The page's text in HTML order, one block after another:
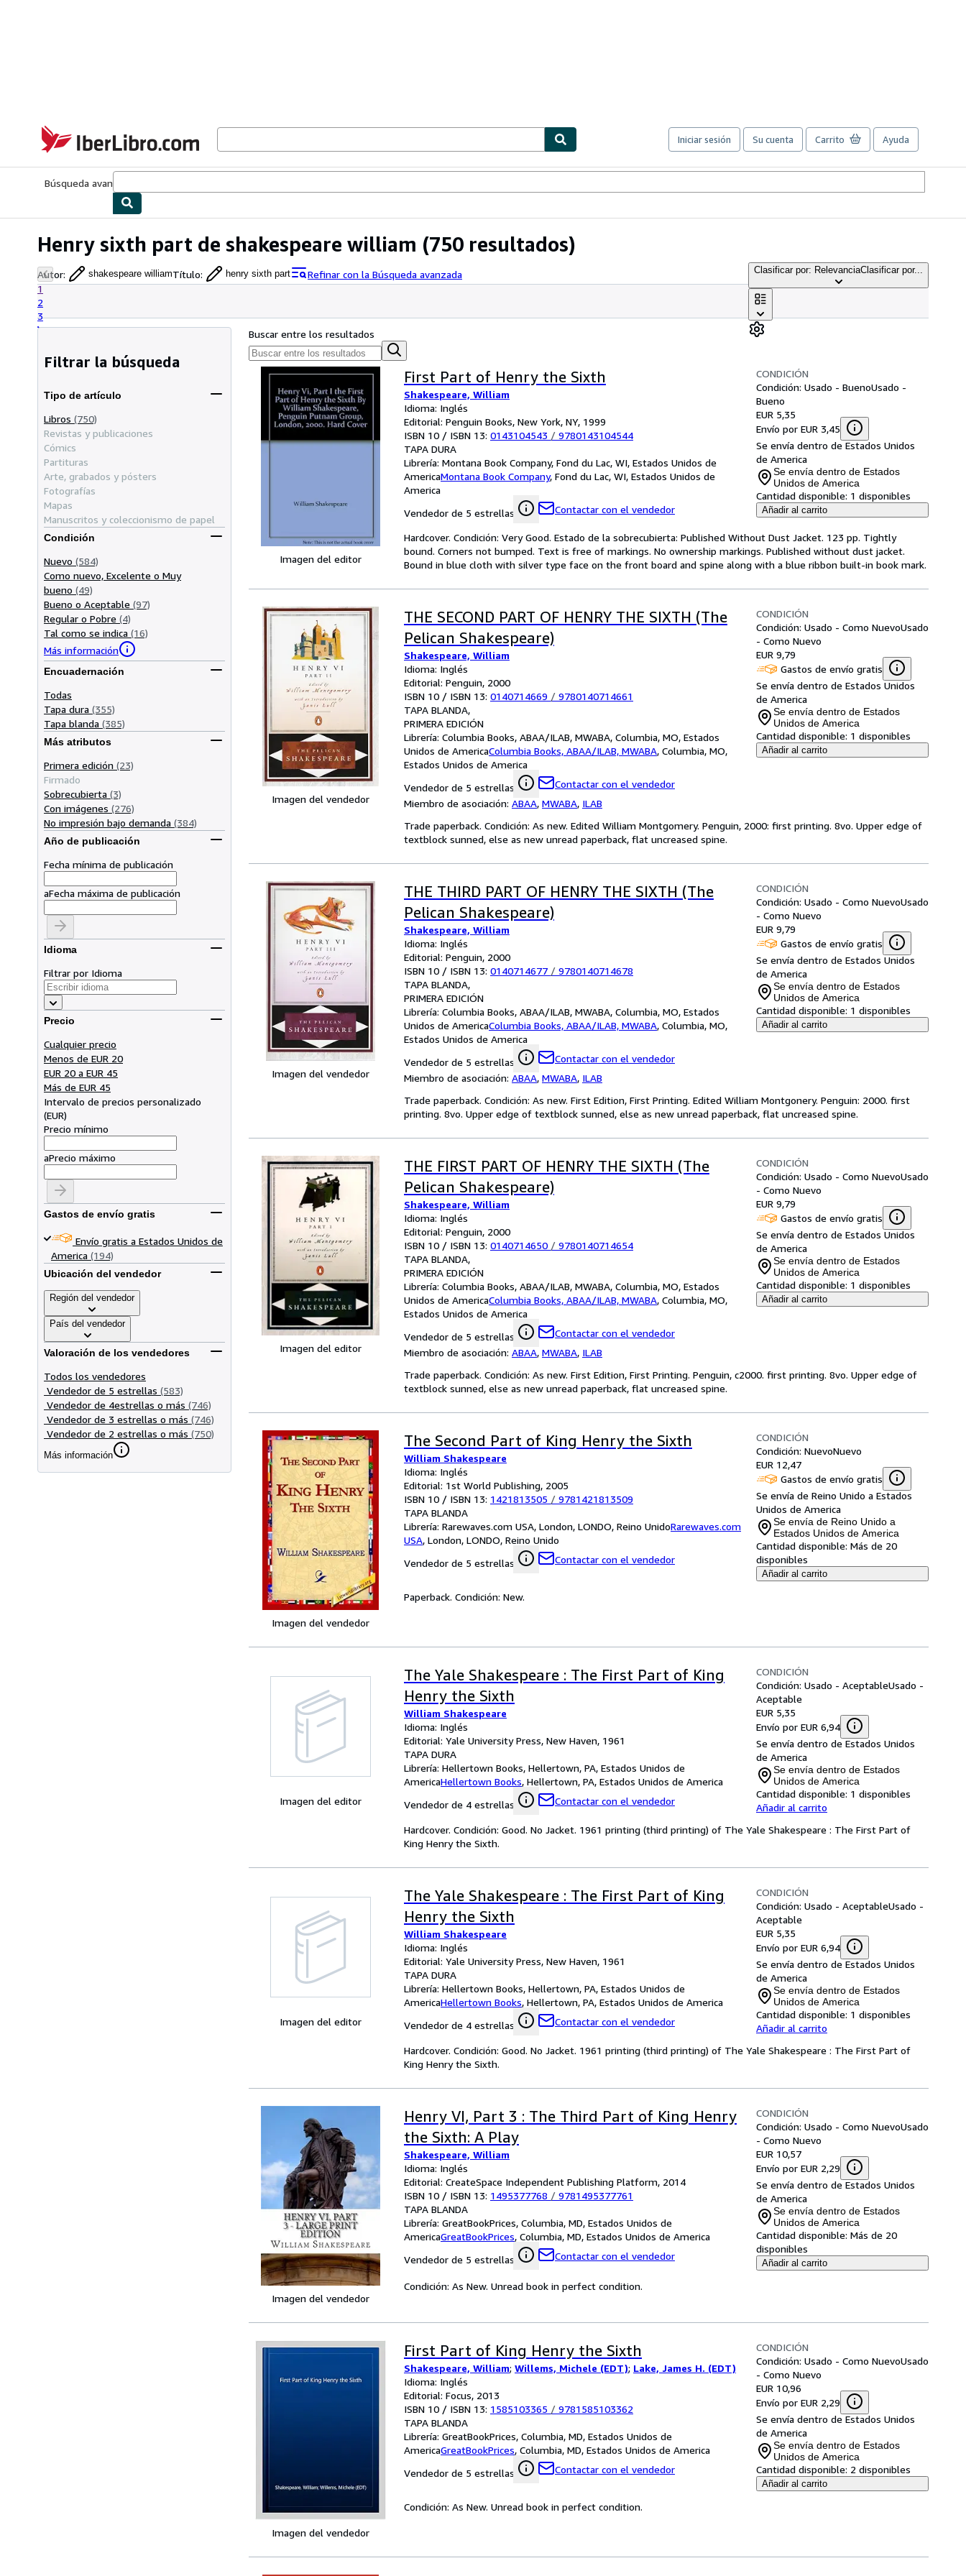
IberLibro.com
Iniciar sesión Su cuenta Carrito Ayuda
Búsqueda avanzada
Henry sixth part de shakespeare william (750 resultados)
Autor: shakespeare williamTítulo: henry sixth part
Refinar con la Búsqueda avanzada
1
2
3
Clasificar por: RelevanciaClasificar por...
Filtrar la búsqueda
Tipo de artículo
Libros (750)
Revistas y publicaciones
Cómics
Partituras
Arte, grabados y pósters
Fotografías
Mapas
Manuscritos y coleccionismo de papel
Condición
Nuevo (584)
Como nuevo, Excelente o Muy
bueno (49)
Bueno o Aceptable (97)
Regular o Pobre (4)
Tal como se indica (16)
Más información
Encuadernación
Todas
Tapa dura (355)
Tapa blanda (385)
Más atributos
Primera edición (23)
Firmado
Sobrecubierta (3)
Con imágenes (276)
No impresión bajo demanda (384)
Año de publicación
Fecha mínima de publicación
aFecha máxima de publicación
Idioma
Filtrar por Idioma
Precio
Cualquier precio
Menos de EUR 20
EUR 20 a EUR 45
Más de EUR 45
Intervalo de precios personalizado
(EUR)
Precio mínimo
aPrecio máximo
Gastos de envío gratis
Envío gratis a Estados Unidos de
America (194)
Ubicación del vendedor
Región del vendedor
País del vendedor
Valoración de los vendedores
Todos los vendedores
Vendedor de 5 estrellas (583)
Vendedor de 4estrellas o más (746)
Vendedor de 3 estrellas o más (746)
Vendedor de 2 estrellas o más (750)
Más información
Buscar entre los resultados
Imagen del editor
First Part of Henry the Sixth
Shakespeare, William
Idioma: Inglés
Editorial: Penguin Books, New York, NY, 1999
ISBN 10 / ISBN 13: 0143104543 / 9780143104544
TAPA DURA
Librería: Montana Book Company, Fond du Lac, WI, Estados Unidos de
AmericaMontana Book Company, Fond du Lac, WI, Estados Unidos de
America
Vendedor de 5 estrellas
Contactar con el vendedor
CONDICIÓN
Condición: Usado - BuenoUsado -
Bueno
EUR 5,35
Envío por EUR 3,45
Se envía dentro de Estados Unidos
de America
Se envía dentro de Estados
Unidos de America
Cantidad disponible: 1 disponibles
Añadir al carrito
Hardcover. Condición: Very Good. Estado de la sobrecubierta: Published Without Dust Jacket. 123 pp. Tightly
bound. Corners not bumped. Text is free of markings. No ownership markings. Published without dust jacket.
Bound in blue cloth with silver type face on the front board and spine along with a blue ribbon built-in book mark.
Imagen del vendedor
THE SECOND PART OF HENRY THE SIXTH (The
Pelican Shakespeare)
Shakespeare, William
Idioma: Inglés
Editorial: Penguin, 2000
ISBN 10 / ISBN 13: 0140714669 / 9780140714661
TAPA BLANDA
PRIMERA EDICIÓN
Librería: Columbia Books, ABAA/ILAB, MWABA, Columbia, MO, Estados
Unidos de AmericaColumbia Books, ABAA/ILAB, MWABA, Columbia, MO,
Estados Unidos de America
Vendedor de 5 estrellas
Contactar con el vendedor
Miembro de asociación: ABAA, MWABA, ILAB
CONDICIÓN
Condición: Usado - Como NuevoUsado
- Como Nuevo
EUR 9,79
Gastos de envío gratis
Se envía dentro de Estados Unidos
de America
Se envía dentro de Estados
Unidos de America
Cantidad disponible: 1 disponibles
Añadir al carrito
Trade paperback. Condición: As new. Edited William Montgomery. Penguin, 2000: first printing. 8vo. Upper edge of
textblock sunned, else as new unread paperback, flat uncreased spine.
Imagen del vendedor
THE THIRD PART OF HENRY THE SIXTH (The
Pelican Shakespeare)
Shakespeare, William
Idioma: Inglés
Editorial: Penguin, 2000
ISBN 10 / ISBN 13: 0140714677 / 9780140714678
TAPA BLANDA
PRIMERA EDICIÓN
Librería: Columbia Books, ABAA/ILAB, MWABA, Columbia, MO, Estados
Unidos de AmericaColumbia Books, ABAA/ILAB, MWABA, Columbia, MO,
Estados Unidos de America
Vendedor de 5 estrellas
Contactar con el vendedor
Miembro de asociación: ABAA, MWABA, ILAB
CONDICIÓN
Condición: Usado - Como NuevoUsado
- Como Nuevo
EUR 9,79
Gastos de envío gratis
Se envía dentro de Estados Unidos
de America
Se envía dentro de Estados
Unidos de America
Cantidad disponible: 1 disponibles
Añadir al carrito
Trade paperback. Condición: As new. First Edition, First Printing. Edited William Montgonery. Penguin: 2000. first
printing. 8vo. Upper edge of textblock sunned, else as new unread paperback, flat uncreased spine.
Imagen del editor
THE FIRST PART OF HENRY THE SIXTH (The
Pelican Shakespeare)
Shakespeare, William
Idioma: Inglés
Editorial: Penguin, 2000
ISBN 10 / ISBN 13: 0140714650 / 9780140714654
TAPA BLANDA
PRIMERA EDICIÓN
Librería: Columbia Books, ABAA/ILAB, MWABA, Columbia, MO, Estados
Unidos de AmericaColumbia Books, ABAA/ILAB, MWABA, Columbia, MO,
Estados Unidos de America
Vendedor de 5 estrellas
Contactar con el vendedor
Miembro de asociación: ABAA, MWABA, ILAB
CONDICIÓN
Condición: Usado - Como NuevoUsado
- Como Nuevo
EUR 9,79
Gastos de envío gratis
Se envía dentro de Estados Unidos
de America
Se envía dentro de Estados
Unidos de America
Cantidad disponible: 1 disponibles
Añadir al carrito
Trade paperback. Condición: As new. First Edition, First Printing. Penguin, c2000. first printing. 8vo. Upper edge of
textblock sunned, else as new unread paperback, flat uncreased spine.
Imagen del vendedor
The Second Part of King Henry the Sixth
William Shakespeare
Idioma: Inglés
Editorial: 1st World Publishing, 2005
ISBN 10 / ISBN 13: 1421813505 / 9781421813509
TAPA BLANDA
Librería: Rarewaves.com USA, London, LONDO, Reino UnidoRarewaves.com
USA, London, LONDO, Reino Unido
Vendedor de 5 estrellas
Contactar con el vendedor
CONDICIÓN
Condición: NuevoNuevo
EUR 12,47
Gastos de envío gratis
Se envía de Reino Unido a Estados
Unidos de America
Se envía de Reino Unido a
Estados Unidos de America
Cantidad disponible: Más de 20
disponibles
Añadir al carrito
Paperback. Condición: New.
Imagen del editor
The Yale Shakespeare : The First Part of King
Henry the Sixth
William Shakespeare
Idioma: Inglés
Editorial: Yale University Press, New Haven, 1961
TAPA DURA
Librería: Hellertown Books, Hellertown, PA, Estados Unidos de
AmericaHellertown Books, Hellertown, PA, Estados Unidos de America
Vendedor de 4 estrellas
Contactar con el vendedor
CONDICIÓN
Condición: Usado - AceptableUsado -
Aceptable
EUR 5,35
Envío por EUR 6,94
Se envía dentro de Estados Unidos
de America
Se envía dentro de Estados
Unidos de America
Cantidad disponible: 1 disponibles
Añadir al carrito
Hardcover. Condición: Good. No Jacket. 1961 printing (third printing) of The Yale Shakespeare : The First Part of
King Henry the Sixth.
Imagen del editor
The Yale Shakespeare : The First Part of King
Henry the Sixth
William Shakespeare
Idioma: Inglés
Editorial: Yale University Press, New Haven, 1961
TAPA DURA
Librería: Hellertown Books, Hellertown, PA, Estados Unidos de
AmericaHellertown Books, Hellertown, PA, Estados Unidos de America
Vendedor de 4 estrellas
Contactar con el vendedor
CONDICIÓN
Condición: Usado - AceptableUsado -
Aceptable
EUR 5,35
Envío por EUR 6,94
Se envía dentro de Estados Unidos
de America
Se envía dentro de Estados
Unidos de America
Cantidad disponible: 1 disponibles
Añadir al carrito
Hardcover. Condición: Good. No Jacket. 1961 printing (third printing) of The Yale Shakespeare : The First Part of
King Henry the Sixth.
Imagen del vendedor
Henry VI, Part 3 : The Third Part of King Henry
the Sixth: A Play
Shakespeare, William
Idioma: Inglés
Editorial: CreateSpace Independent Publishing Platform, 2014
ISBN 10 / ISBN 13: 1495377768 / 9781495377761
TAPA BLANDA
Librería: GreatBookPrices, Columbia, MD, Estados Unidos de
AmericaGreatBookPrices, Columbia, MD, Estados Unidos de America
Vendedor de 5 estrellas
Contactar con el vendedor
CONDICIÓN
Condición: Usado - Como NuevoUsado
- Como Nuevo
EUR 10,57
Envío por EUR 2,29
Se envía dentro de Estados Unidos
de America
Se envía dentro de Estados
Unidos de America
Cantidad disponible: Más de 20
disponibles
Añadir al carrito
Condición: As New. Unread book in perfect condition.
Imagen del vendedor
First Part of King Henry the Sixth
Shakespeare, William; Willems, Michele (EDT); Lake, James H. (EDT)
Idioma: Inglés
Editorial: Focus, 2013
ISBN 10 / ISBN 13: 1585103365 / 9781585103362
TAPA BLANDA
Librería: GreatBookPrices, Columbia, MD, Estados Unidos de
AmericaGreatBookPrices, Columbia, MD, Estados Unidos de America
Vendedor de 5 estrellas
Contactar con el vendedor
CONDICIÓN
Condición: Usado - Como NuevoUsado
- Como Nuevo
EUR 10,96
Envío por EUR 2,29
Se envía dentro de Estados Unidos
de America
Se envía dentro de Estados
Unidos de America
Cantidad disponible: 2 disponibles
Añadir al carrito
Condición: As New. Unread book in perfect condition.